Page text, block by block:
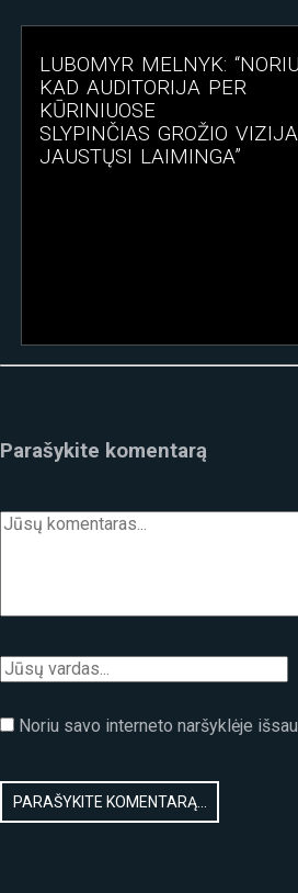
LUBOMYR MELNYK:
KAD AUDITORIJA PER
KŪRINIUOSE
SLYPINČIAS GROŽIO
JAUSTŲSI LAIMINGA”
Parašykite komentarą
Noriu savo interneto naršyklėje